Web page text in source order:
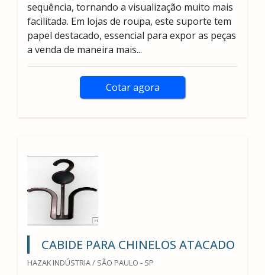
sequência, tornando a visualização muito mais
facilitada. Em lojas de roupa, este suporte tem
papel destacado, essencial para expor as peças
a venda de maneira mais...
Cotar agora
CABIDE PARA CHINELOS ATACADO
HAZAK INDÚSTRIA / SÃO PAULO - SP